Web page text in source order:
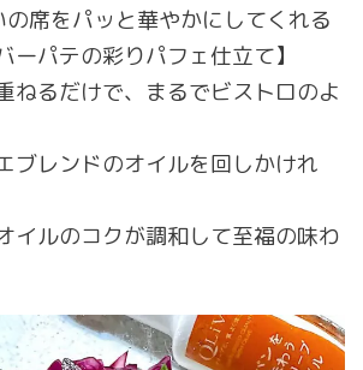
席をパッと華やかにしてくれる
ーパテの彩りパフェ仕立て】
ねるだけで、まるでビストロのよ
ブレンドのオイルを回しかけれ
イルのコクが調和して至福の味わ